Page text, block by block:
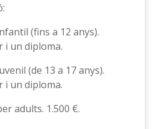
(fins a 12 anys).
i un diploma.
(de 13 a 17 anys).
i un diploma.
adults. 1.500 €.